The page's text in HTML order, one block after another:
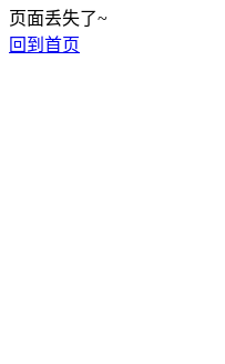
页面丢失了~
回到首页